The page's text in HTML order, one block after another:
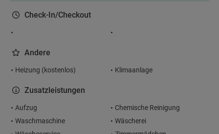
Check-In/Checkout
Andere
Heizung (kostenlos) Klimaanlage
Zusatzleistungen
Aufzug
Chemische Reinigung
Waschmaschine
Wäscherei